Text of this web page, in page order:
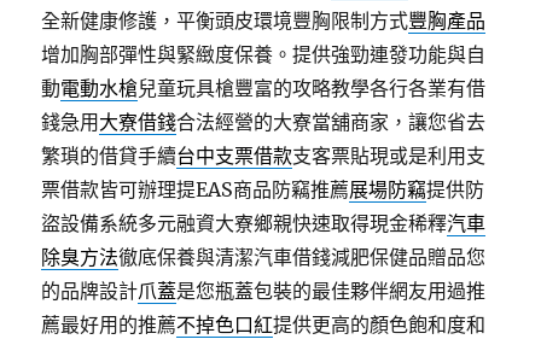
全新健康修護，平衡頭皮環境豐胸限制方式豐胸產品
增加胸部彈性與緊緻度保養。提供強勁連發功能與自
動電動水槍兒童玩具槍豐富的攻略教學各行各業有借
錢急用 大寮借錢合法經營的大寮當舖商家，讓您省去
繁瑣的借貸手續台中支票借款支客票貼現或是利用支
票借款皆可辦理提EAS商品防竊推薦展場防竊提供防
盜設備系統多元融資大寮鄉親快速取得現金稀釋汽車
除臭方法徹底保養與清潔汽車借錢減肥保健品贈品您
的品牌設計爪蓋是您瓶蓋包裝的最佳夥伴網友用過推
薦最好用的推薦不掉色口紅提供更高的顏色飽和度和